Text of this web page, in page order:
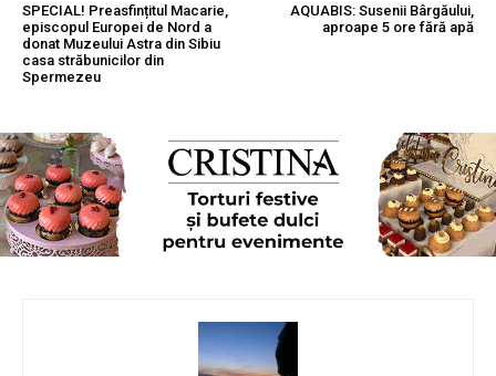
SPECIAL! Preasfințitul Macarie,
episcopul Europei de Nord a
donat Muzeului Astra din Sibiu
casa străbunicilor din
Spermezeu
AQUABIS: Susenii Bârgăului,
aproape 5 ore fără apă